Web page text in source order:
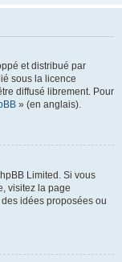
et distribué par
sous la licence
diffusé librement. Pour
» (en anglais).
Limited. Si vous
visitez la page
idées proposées ou